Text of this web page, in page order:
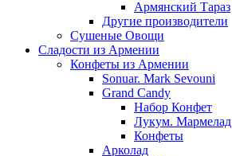
Армянский Тараз
Другие производители
Сушеные Овощи
Сладости из Армении
Конфеты из Армении
Sonuar. Mark Sevouni
Grand Candy
Набор Конфет
Лукум. Мармелад
Конфеты
Арколад